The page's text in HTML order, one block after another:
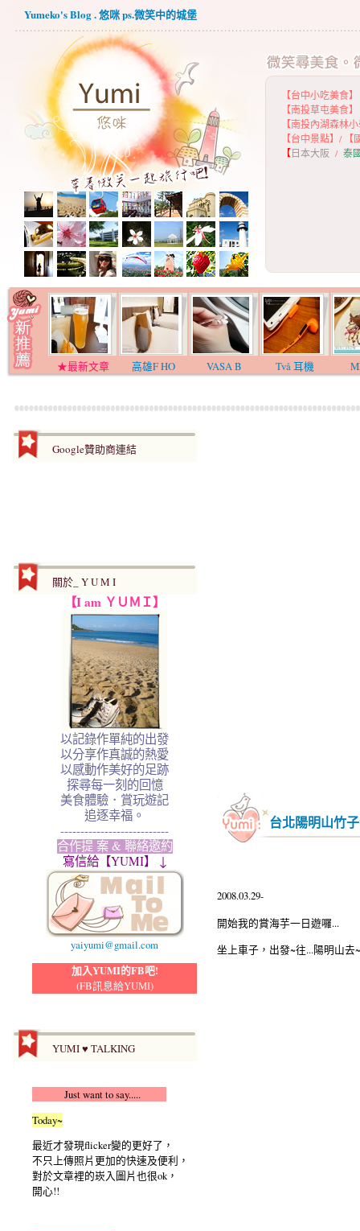
Yumeko's Blog . 悠咪 ps.微笑中的城堡
【台中小吃美食】
【南投草屯美食】
【南投內湖森林
【台中景點】 /
【日本大阪 / 泰
★最新文章 高雄F HO VASA B Två 耳機
Google贊助商連結
關於_ Y U M I
【I am ＹＵＭＩ】
以記錄作單純的出發
以分享作真誠的熱愛
以感動作美好的足跡
探尋每一刻的回憶
美食體驗．賞玩遊記
追逐幸福。
---------------------------
合作提 案 & 聯絡邀約
寫信給【YUMI】 ↓
yaiyumi@gmail.com
加入YUMI的FB吧!
(FB訊息給YUMI)
YUMI ♥ TALKING
Just want to say.....
Today~
最近才發現flicker變的更好了，
不只上傳照片更加的快速及便利，
對於文章裡的崁入圖片也很ok，
開心!!
台北陽明山竹
2008.03.29-
開始我的賞海芋一日遊囉...
坐上車子，出發~往...陽明山去